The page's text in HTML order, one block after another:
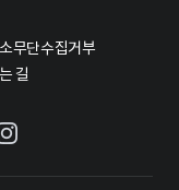
무단수집거부
길